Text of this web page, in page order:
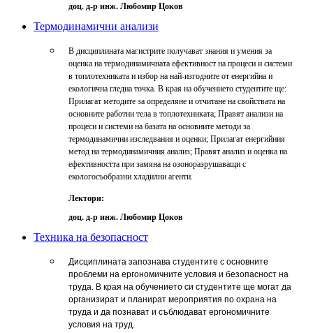
доц. д-р инж. Любомир Цоков
Термодинамични анализи
В дисциплината магистрите получават знания и умения за
оценка на термодинамичната ефективност на процеси и системи
в топлотехниката и избор на най-изгодните от енергийна и
екологична гледна точка. В края на обучението студентите ще:
Прилагат методите за определяне и отчитане на свойствата на
основните работни тела в топлотехниката; Правят анализи на
процеси и системи на базата на основните методи за
термодинамични изследвания и оценки; Прилагат енергийния
метод на термодинамичния анализ; Правят анализ и оценка на
ефективността при замяна на озоноразрушаващи с
екологосъобразни хладилни агенти.
Лектори:
доц. д-р инж. Любомир Цоков
Техника на безопасност
Дисциплината запознава студентите с основните
проблеми на ергономичните условия и безопасност на
труда. В края на обучението си студентите ще могат да
организират и планират мероприятия по охрана на
труда и да познават и съблюдават ергономичните
условия на труд.